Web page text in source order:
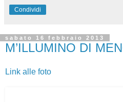
Condividi
sabato 16 febbraio 2013
M’ILLUMINO DI
Link alle foto